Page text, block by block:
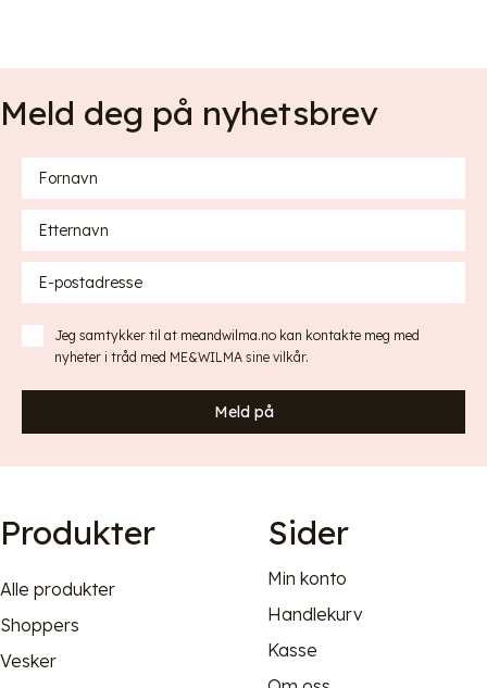
Sider
Min konto
Handlekurv
Kasse
Produkter
Alle produkter
Shoppers
Vesker
Meld deg på nyhetsbrev
Jeg samtykker til at meandwilma.no kan kontakte meg med
nyheter i tråd med ME&WILMA sine vilkår.
Meld på